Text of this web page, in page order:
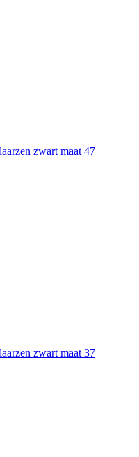
zwart maat 47
zwart maat 37